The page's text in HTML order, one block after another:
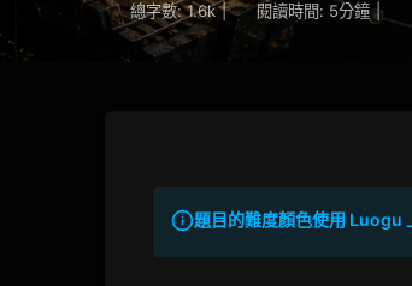
總字數: 1.6k | 閱讀時間: 5分鐘 |
題目的難度顏色使用 Luogu